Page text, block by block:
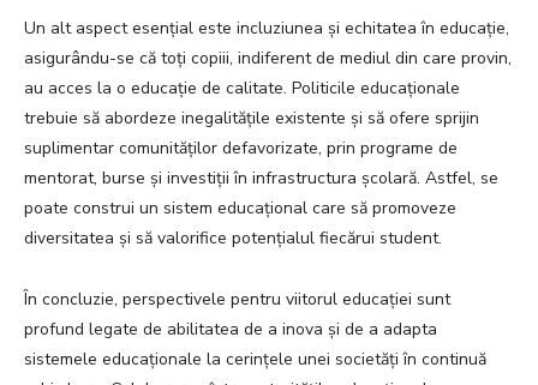
Un alt aspect esențial este incluziunea și echitatea în educație,
asigurându-se că toți copiii, indiferent de mediul din care provin,
au acces la o educație de calitate. Politicile educaționale
trebuie să abordeze inegalitățile existente și să ofere sprijin
suplimentar comunităților defavorizate, prin programe de
mentorat, burse și investiții în infrastructura școlară. Astfel, se
poate construi un sistem educațional care să promoveze
diversitatea și să valorifice potențialul fiecărui student.
În concluzie, perspectivele pentru viitorul educației sunt
profund legate de abilitatea de a inova și de a adapta
sistemele educaționale la cerințele unei societăți în continuă